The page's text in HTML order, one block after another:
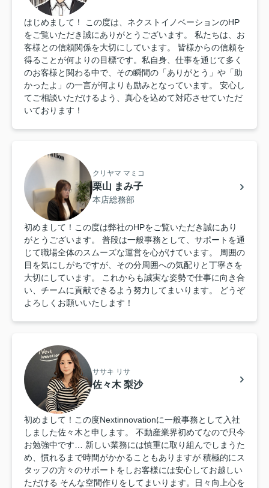
はじめまして！ この度は、ネクストイノベーションのHP
をご覧いただき誠にありがとうございます。 私たちは、お
客様との信頼関係を大切にしています。 皆様からの信頼を
得ることが何よりの目標です。私自身、仕事を通じて多く
のお客様と関わる中で、その瞬間の「ありがとう」や「助
かったよ」の一言が何よりも励みとなっています。 安心し
てご相談いただけるよう、真心を込めて対応させていただ
いております！
クリヤマ マミコ
栗山 まみ子
本店総務部
初めまして！この度は弊社のHPをご覧いただき誠にあり
がとうございます。 普段は一般事務として、サポートを通
じて職場全体のスムーズな運営を心がけています。 周囲の
目を気にしがちですが、その分周囲への気配りと丁寧さを
大切にしています。 これからも誠実な姿勢で仕事に向き合
い、チームに貢献できるよう努力してまいります。 どうぞ
よろしくお願いいたします！
ササキ リサ
佐々木 梨沙
初めまして！この度Nextinnovationに一般事務として入社
しました佐々木と申します。 不動産業界初めてなので只今
お勉強中です… 新しい業務には慎重に取り組んでしまうた
め、慣れるまで時間がかかることもありますが 積極的にス
タッフの方々のサポートをしお客様には安心してお越しい
ただける そんな空間作りをしてまいります。日々向上心を